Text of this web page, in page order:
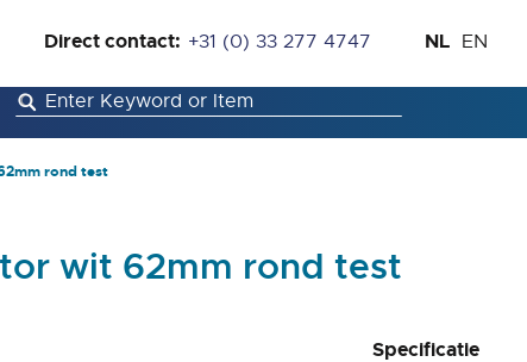
Direct contact: +31 (0) 33 277 4747
de
inhoud
Taal
NL EN
rond test
wit 62mm rond test
Specificatie